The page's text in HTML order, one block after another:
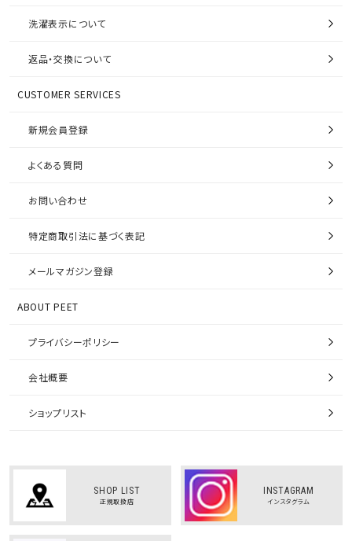
洗濯表示について
返品・交換について
CUSTOMER SERVICES
新規会員登録
よくある質問
お問い合わせ
特定商取引法に基づく表記
メールマガジン登録
ABOUT PEET
プライバシーポリシー
会社概要
ショップリスト
SHOP LIST
正規取扱店
INSTAGRAM
インスタグラム